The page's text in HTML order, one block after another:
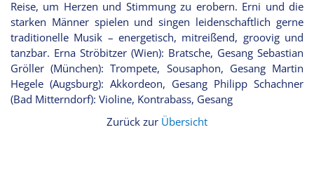
Reise, um Herzen und Stimmung zu erobern. Erni und die
starken Männer spielen und singen leidenschaftlich gerne
traditionelle Musik – energetisch, mitreißend, groovig und
tanzbar. Erna Ströbitzer (Wien): Bratsche, Gesang Sebastian
Gröller (München): Trompete, Sousaphon, Gesang Martin
Hegele (Augsburg): Akkordeon, Gesang Philipp Schachner
(Bad Mitterndorf): Violine, Kontrabass, Gesang
Zurück zur Übersicht